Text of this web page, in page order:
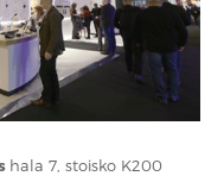
hala 7, stoisko K200